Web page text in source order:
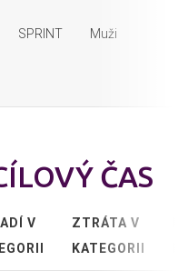
SPRINT Muži
ČAS
V
ZTRÁTA V
KATEGORII